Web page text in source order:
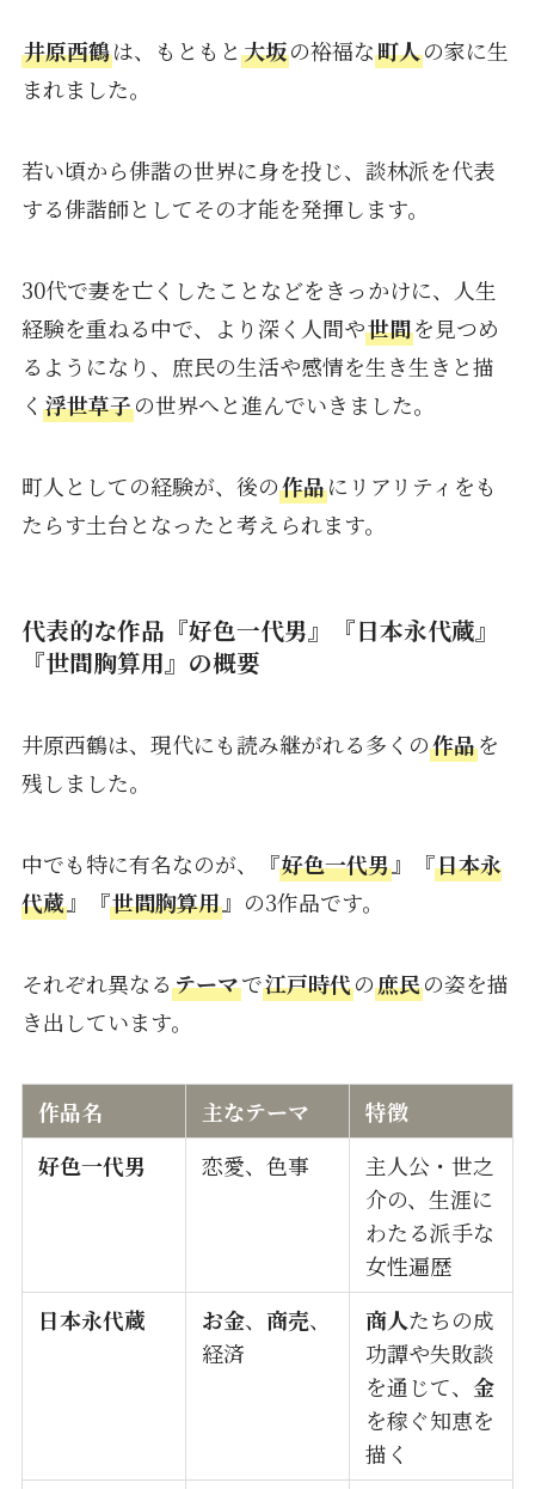
井原西鶴は、もともと 大坂の裕福な町人の家に生
まれました。
若い頃から俳諧の世界に身を投じ、談林派を代表
する俳諧師としてその才能を発揮します。
30代で妻を亡くしたことなどをきっかけに、人生
経験を重ねる中で、より深く人間や世間を見つめ
るようになり、庶民の生活や感情を生き生きと描
く 浮世草子の世界へと進んでいきました。
町人としての経験が、後の作品にリアリティをも
たらす土台となったと考えられます。
代表的な作品『好色一代男』『日本永代蔵』
『世間胸算用』の概要
井原西鶴は、現代にも読み継がれる多くの作品を
残しました。
中でも特に有名なのが、『好色一代男』『日本永
代蔵』『世間胸算用』の3作品です。
それぞれ異なるテーマで江戸時代の庶民の姿を描
き出しています。
作品名 主なテーマ
特徴
好色一代男
恋愛、色事
主人公・世之
介の、生涯に
わたる派手な
女性遍歴
日本永代蔵
お金、 商売、
経済
商人たちの成
功譚や失敗談
を通じて、 金
を稼ぐ知恵を
描く